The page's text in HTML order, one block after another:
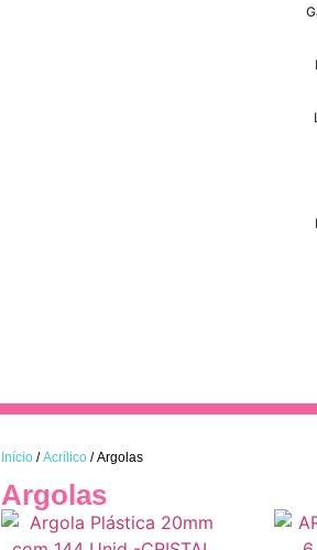
Início/Acrílico/ Argolas
Argolas